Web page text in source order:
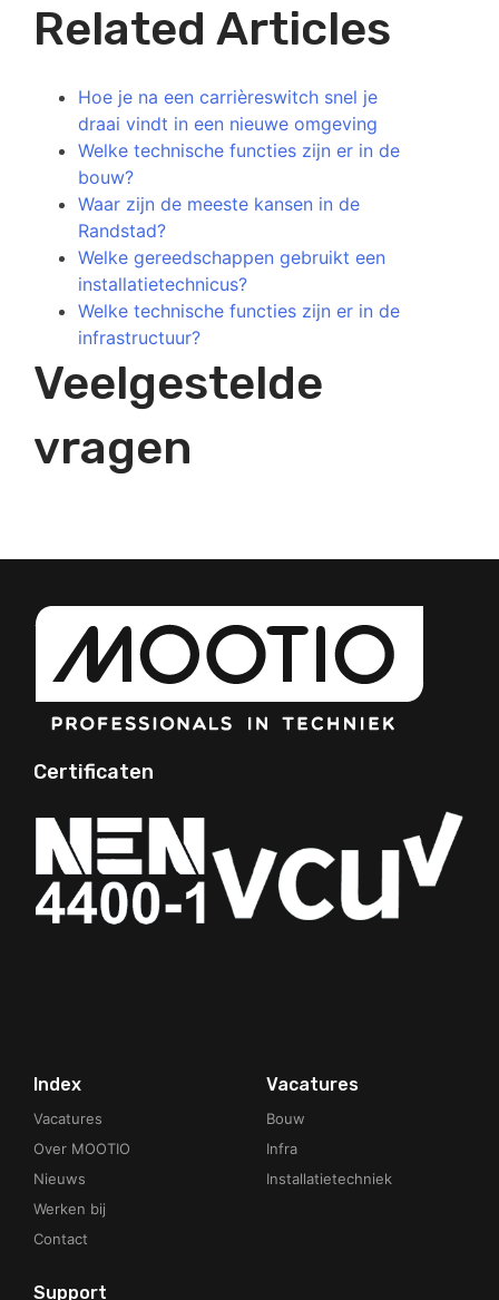
Related Articles
Hoe je na een carrièreswitch snel je
draai vindt in een nieuwe omgeving
Welke technische functies zijn er in de
bouw?
Waar zijn de meeste kansen in de
Randstad?
Welke gereedschappen gebruikt een
installatietechnicus?
Welke technische functies zijn er in de
infrastructuur?
Veelgestelde
vragen
Certificaten
Index
Vacatures
Over MOOTIO
Nieuws
Werken bij
Contact
Vacatures
Bouw
Infra
Installatietechniek
Support